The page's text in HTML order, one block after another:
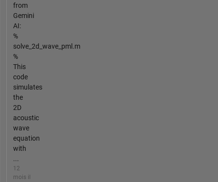
from
Gemini
AI:
%
solve_2d_wave_pml.m
%
This
code
simulates
the
2D
acoustic
wave
equation
with
...
12
mois il